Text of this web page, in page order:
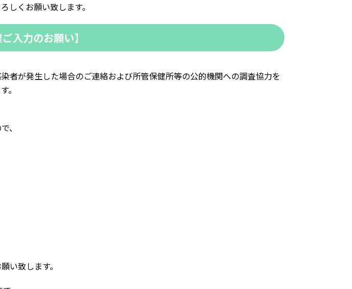
しくお願い致します。
入力のお願い】
者が発生した場合のご連絡および所管保健所等の公的機関への調査協力を
。
、
い致します。